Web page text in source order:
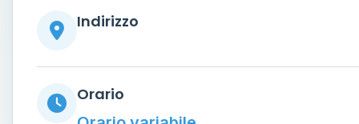
Indirizzo
Orario